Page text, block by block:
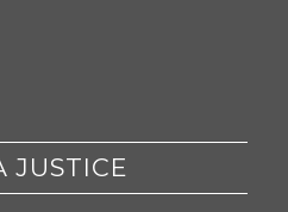
JUSTICE